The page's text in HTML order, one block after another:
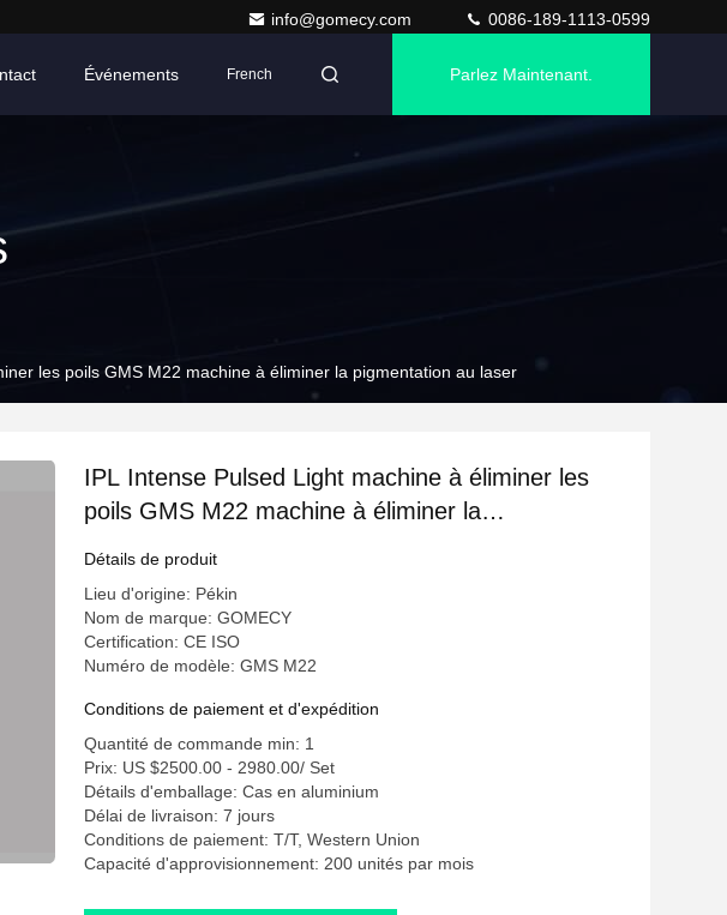
info@gomecy.com 0086-189-1113-0599
Événements French Parlez Maintenant.
les poils GMS M22 machine à éliminer la pigmentation au laser
IPL Intense Pulsed Light machine à éliminer les
poils GMS M22 machine à éliminer la
Détails de produit
Lieu d'origine: Pékin
Nom de marque: GOMECY
Certification: CE ISO
Numéro de modèle: GMS M22
Conditions de paiement et d'expédition
Quantité de commande min: 1
Prix: US $2500.00 - 2980.00/ Set
Détails d'emballage: Cas en aluminium
Délai de livraison: 7 jours
Conditions de paiement: T/T, Western Union
Capacité d'approvisionnement: 200 unités par mois